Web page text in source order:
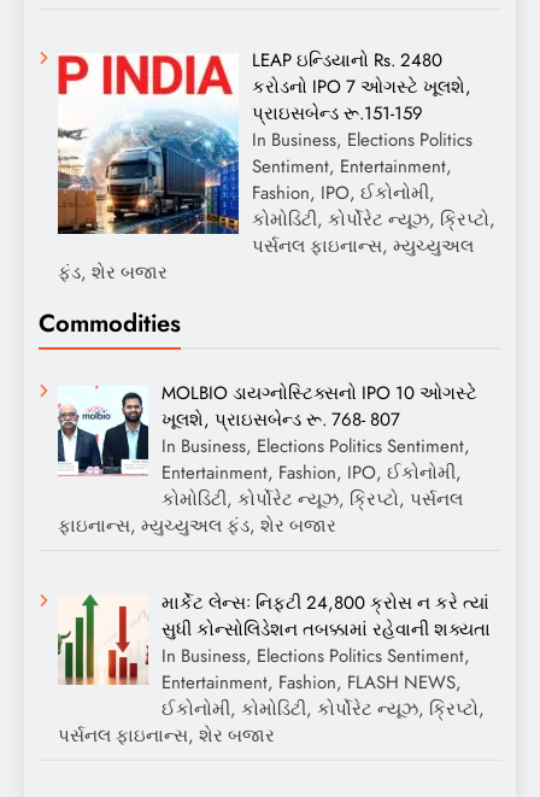
LEAP ઇન્ડિયાનો Rs. 2480
કરોડનો IPO 7 ઓગસ્ટે ખૂલશે,
પ્રાઇસબેન્ડ રૂ.151-159
In Business, Elections Politics
Sentiment, Entertainment,
Fashion, IPO, ઈકોનોમી,
કોમોડિટી, કોર્પોરેટ ન્યૂઝ, ક્રિપ્ટો,
પર્સનલ ફાઇનાન્સ, મ્યુચ્યુઅલ
ફંડ, શેર બજાર
Commodities
MOLBIO ડાયગ્નોસ્ટિક્સનો IPO 10 ઓગસ્ટે
ખૂલશે, પ્રાઇસબેન્ડ રૂ. 768- 807
In Business, Elections Politics Sentiment,
Entertainment, Fashion, IPO, ઈકોનોમી,
કોમોડિટી, કોર્પોરેટ ન્યૂઝ, ક્રિપ્ટો, પર્સનલ
ફાઇનાન્સ, મ્યુચ્યુઅલ ફંડ, શેર બજાર
માર્કેટ લેન્સઃ નિફ્ટી 24,800 ક્રોસ ન કરે ત્યાં
સુધી કોન્સોલિડેશન તબક્કામાં રહેવાની શક્યતા
In Business, Elections Politics Sentiment,
Entertainment, Fashion, FLASH NEWS,
ઈકોનોમી, કોમોડિટી, કોર્પોરેટ ન્યૂઝ, ક્રિપ્ટો,
પર્સનલ ફાઇનાન્સ, શેર બજાર